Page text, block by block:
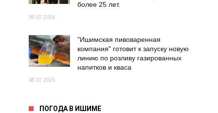
более 25 лет.
09.07.2026
"Ишимская пивоваренная
компания" готовит к запуску новую
линию по розливу газированных
напитков и кваса
08.07.2026
ПОГОДА В ИШИМЕ